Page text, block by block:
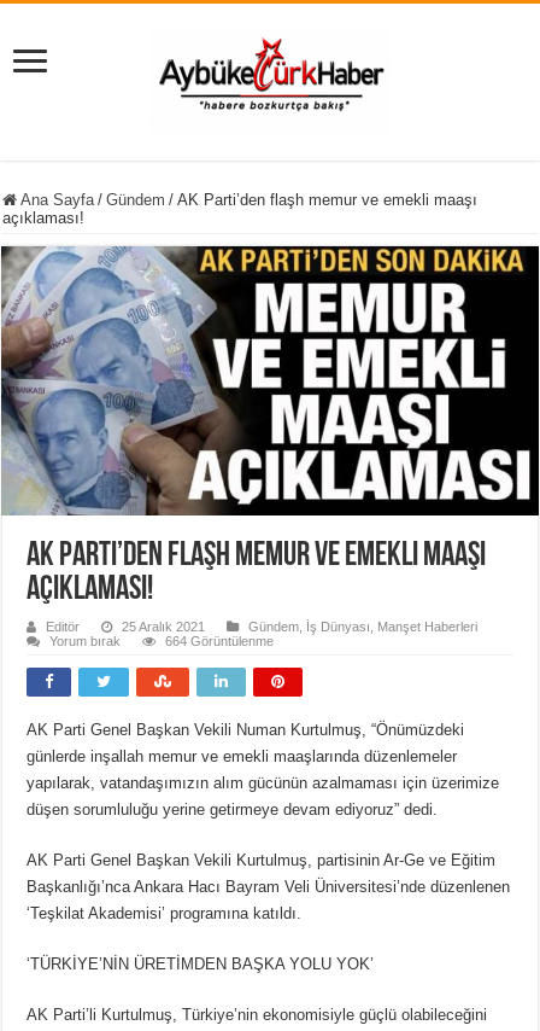
Ana Sayfa / Gündem / AK Parti’den flaşh memur ve emekli maaşı
açıklaması!
AK Parti’den flaşh memur ve emekli maaşı
açıklaması!
Editör 25 Aralık 2021 Gündem İş Dünyası
Manşet Haberleri
Yorum bırak
664 Görüntülenme
AK Parti Genel Başkan Vekili Numan Kurtulmuş, “Önümüzdeki
günlerde inşallah memur ve emekli maaşlarında düzenlemeler
yapılarak, vatandaşımızın alım gücünün azalmaması için üzerimize
düşen sorumluluğu yerine getirmeye devam ediyoruz” dedi.
AK Parti Genel Başkan Vekili Kurtulmuş, partisinin Ar-Ge ve Eğitim
Başkanlığı’nca Ankara Hacı Bayram Veli Üniversitesi’nde düzenlenen
‘Teşkilat Akademisi’ programına katıldı.
‘TÜRKİYE’NİN ÜRETİMDEN BAŞKA YOLU YOK’
AK Parti’li Kurtulmuş, Türkiye’nin ekonomisiyle güçlü olabileceğini